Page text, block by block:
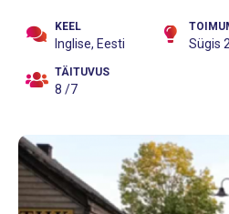
KEEL
Inglise, Eesti Sügis
TÄITUVUS
8 /7